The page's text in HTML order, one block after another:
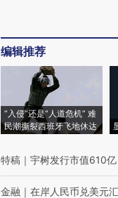
编辑推荐
“入侵”还是“人道危机” 难
民潮撕裂西班牙飞地休达
特稿 ｜ 宇树发行市值610
金融 ｜ 在岸人民币兑美元